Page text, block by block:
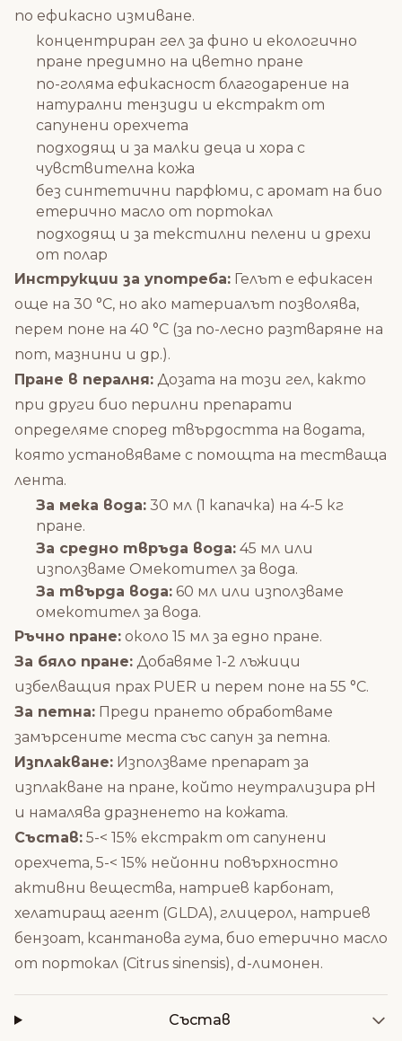
по ефикасно измиване.
концентриран гел за фино и екологично
пране предимно на цветно пране
по-голяма ефикасност благодарение на
натурални тензиди и екстракт от
сапунени орехчета
подходящ и за малки деца и хора с
чувствителна кожа
без синтетични парфюми, с аромат на био
етерично масло от портокал
подходящ и за текстилни пелени и дрехи
от полар
Инструкции за употреба: Гелът е ефикасен
още на 30 °C, но ако материалът позволява,
перем поне на 40 °C (за по-лесно разтваряне на
пот, мазнини и др.).
Пране в пералня: Дозата на този гел, както
при други био перилни препарати
определяме според твърдостта на водата,
която установяваме с помощта на тестваща
лента.
За мека вода: 30 мл (1 капачка) на 4-5 кг
пране.
За средно твръда вода: 45 мл или
използваме Омекотител за вода.
За твърда вода: 60 мл или използваме
омекотител за вода.
Ръчно пране: около 15 мл за едно пране.
За бяло пране: Добавяме 1-2 лъжици
избелващия прах PUER и перем поне на 55 °C.
За петна: Преди прането обработваме
замърсените места със сапун за петна.
Изплакване: Използваме препарат за
изплакване на пране, който неутрализира рН
и намалява дразненето на кожата.
Състав: 5-< 15% екстракт от сапунени
орехчета, 5-< 15% нейонни повърхностно
активни вещества, натриев карбонат,
хелатиращ агент (GLDA), глицерол, натриев
бензоат, ксантанова гума, био етерично масло
от портокал (Citrus sinensis), d-лимонен.
Състав